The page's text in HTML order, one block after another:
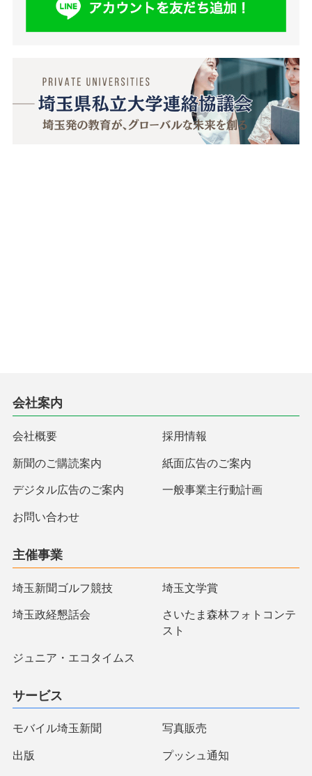
会社案内
会社概要 採用情報
新聞のご購読案内 紙面広告のご案内
デジタル広告のご案内 一般事業主行動計画
お問い合わせ
主催事業
埼玉新聞ゴルフ競技 埼玉文学賞
埼玉政経懇話会
さいたま森林フォトコンテ
スト
ジュニア・エコタイムス
サービス
モバイル埼玉新聞 写真販売
出版 プッシュ通知